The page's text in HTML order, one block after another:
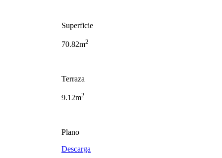
Superficie
70.82m2
Terraza
9.12m2
Plano
Descarga